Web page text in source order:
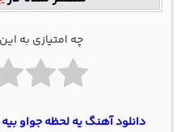
چه امتیازی به
دانلود آهنگ یه لحظه جواو